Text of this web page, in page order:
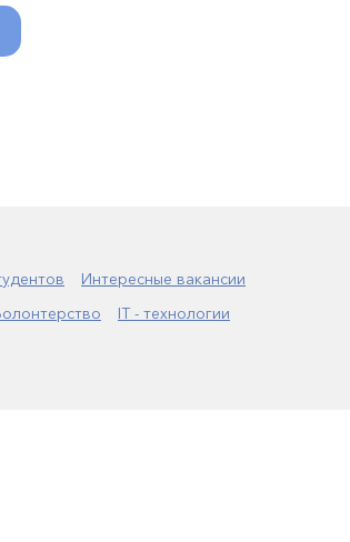
Интересные вакансии
IT - технологии